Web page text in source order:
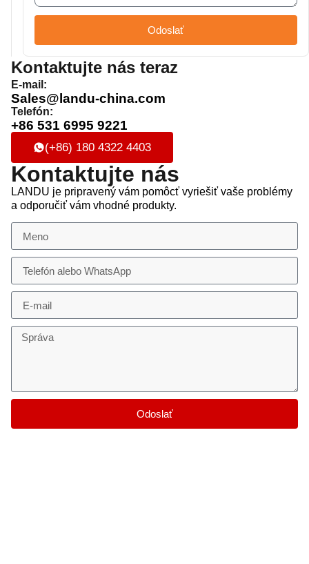
Odoslať
Kontaktujte nás teraz
E-mail:
Sales@landu-china.com
Telefón:
+86 531 6995 9221
(+86) 180 4322 4403
Kontaktujte nás
LANDU je pripravený vám pomôcť vyriešiť vaše problémy
a odporučiť vám vhodné produkty.
Odoslať